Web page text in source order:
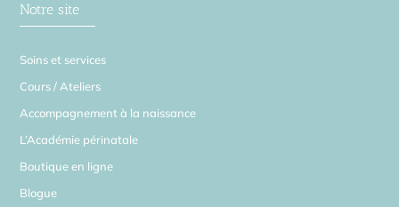
Notre site
Soins et services
Cours / Ateliers
Accompagnement à la naissance
L’Académie périnatale
Boutique en ligne
Blogue